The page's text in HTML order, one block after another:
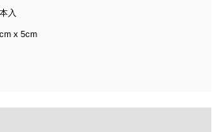
入
x 5cm